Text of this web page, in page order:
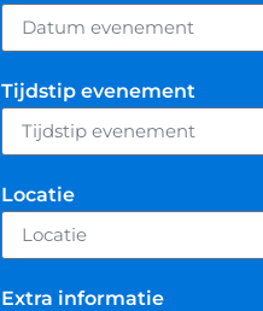
Tijdstip evenement
Locatie
Extra informatie